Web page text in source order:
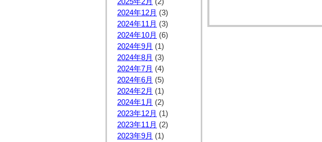
2024年12月 (3)
2024年11月 (3)
2024年10月 (6)
2024年9月 (1)
2024年8月 (3)
2024年7月 (4)
2024年6月 (5)
2024年2月 (1)
2024年1月 (2)
2023年12月 (1)
2023年11月 (2)
2023年9月 (1)